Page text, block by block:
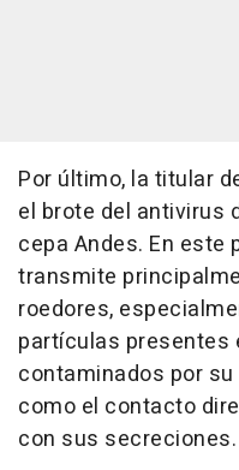
Por último, la titular
el brote del antivirus
cepa Andes. En este
transmite
roedores,
partículas presentes
contaminados por
como el contacto
con sus secreciones.